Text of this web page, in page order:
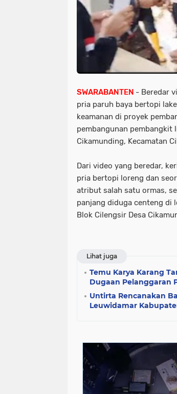
SWARABANTEN - Beredar
pria paruh baya bertopi
keamanan di proyek
pembangunan pembangkit
Cikamunding, Kecamatan
Dari video yang beredar,
pria bertopi loreng dan
atribut salah satu ormas,
panjang diduga centeng di
Blok Cilengsir Desa
Lihat juga
Temu Karya Karang
Dugaan Pelanggaran
Untirta Rencanakan
Leuwidamar